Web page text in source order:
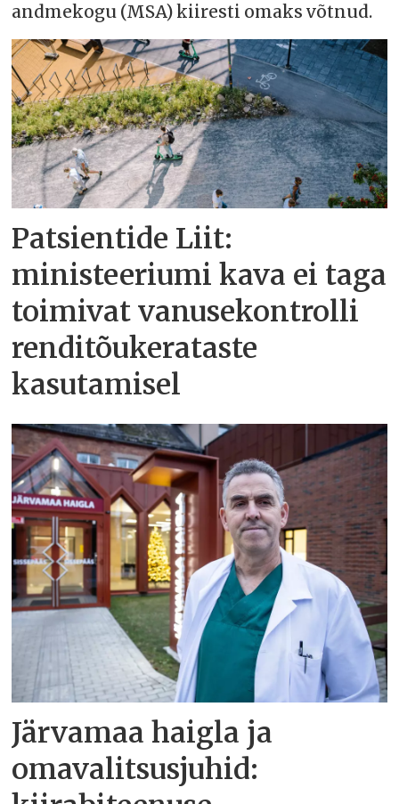
andmekogu (MSA) kiiresti omaks võtnud.
Patsientide Liit:
ministeeriumi kava ei taga
toimivat vanusekontrolli
renditõukerataste
kasutamisel
Järvamaa haigla ja
omavalitsusjuhid: